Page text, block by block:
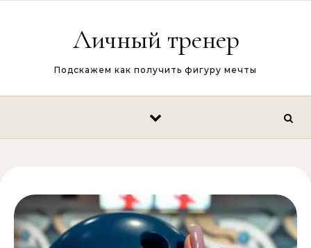
Личный тренер
Подскажем как получить фигуру мечты